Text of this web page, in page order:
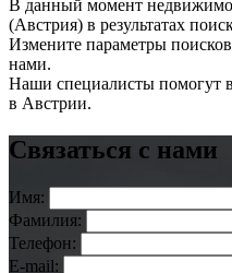
В данный момент
(Австрия) в результатах
Измените параметры
нами.
Наши специалисты помогут
в Австрии.
Связаться с нами
Имя:
Фамилия:
Телефон:
E-mail: